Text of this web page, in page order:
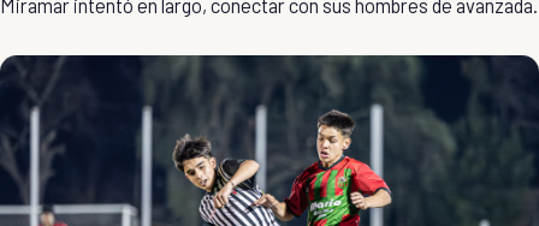
Miramar intentó en largo, conectar con sus hombres de avanzada.